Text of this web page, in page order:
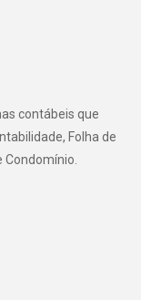
contábeis que
Folha de
Condomínio.